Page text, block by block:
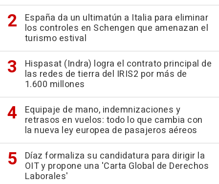
España da un ultimatún a Italia para eliminar
los controles en Schengen que amenazan el
turismo estival
Hispasat (Indra) logra el contrato principal de
las redes de tierra del IRIS2 por más de
1.600 millones
Equipaje de mano, indemnizaciones y
retrasos en vuelos: todo lo que cambia con
la nueva ley europea de pasajeros aéreos
Díaz formaliza su candidatura para dirigir la
OIT y propone una 'Carta Global de Derechos
Laborales'